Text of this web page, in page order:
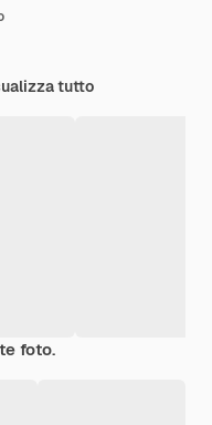
tutto
foto.